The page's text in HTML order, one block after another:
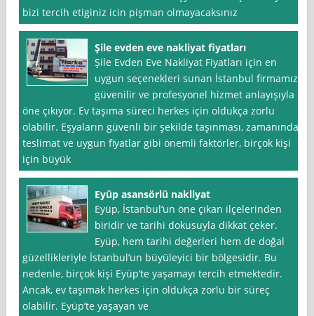
bizi tercih etiginiz icin pişman olmayacaksınız
Şile evden eve nakliyat fiyatları
Şile Evden Eve Nakliyat Fiyatları için en
uygun seçenekleri sunan İstanbul firmamız,
güvenilir ve profesyonel hizmet anlayışıyla
öne çıkıyor. Ev taşıma süreci herkes için oldukça zorlu
olabilir. Eşyaların güvenli bir şekilde taşınması, zamanında
teslimat ve uygun fiyatlar gibi önemli faktörler, birçok kişi
için büyük
Eyüp asansörlü nakliyat
Eyüp, İstanbul‘un öne çıkan ilçelerinden
biridir ve tarihi dokusuyla dikkat çeker.
Eyüp, hem tarihi değerleri hem de doğal
güzellikleriyle İstanbul’un büyüleyici bir bölgesidir. Bu
nedenle, birçok kişi Eyüp’te yaşamayı tercih etmektedir.
Ancak, ev taşımak herkes için oldukça zorlu bir süreç
olabilir. Eyüp’te yaşayan ve